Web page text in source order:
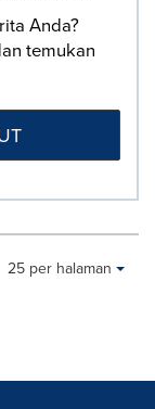
Anda?
temukan
Making
Items per page:
25 per halaman